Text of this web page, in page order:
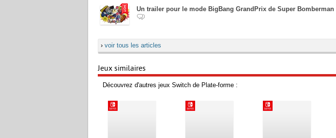
Un trailer pour le mode BigBang GrandPrix de Super Bomberman
› voir tous les articles
Jeux similaires
Découvrez d'autres jeux Switch de Plate-forme :